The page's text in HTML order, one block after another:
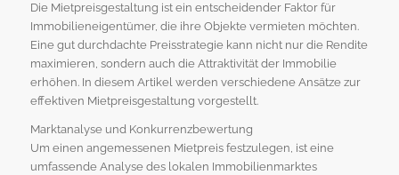
Die Mietpreisgestaltung ist ein entscheidender Faktor für
Immobilieneigentümer, die ihre Objekte vermieten möchten.
Eine gut durchdachte Preisstrategie kann nicht nur die Rendite
maximieren, sondern auch die Attraktivität der Immobilie
erhöhen. In diesem Artikel werden verschiedene Ansätze zur
effektiven Mietpreisgestaltung vorgestellt.
Marktanalyse und Konkurrenzbewertung
Um einen angemessenen Mietpreis festzulegen, ist eine
umfassende Analyse des lokalen Immobilienmarktes